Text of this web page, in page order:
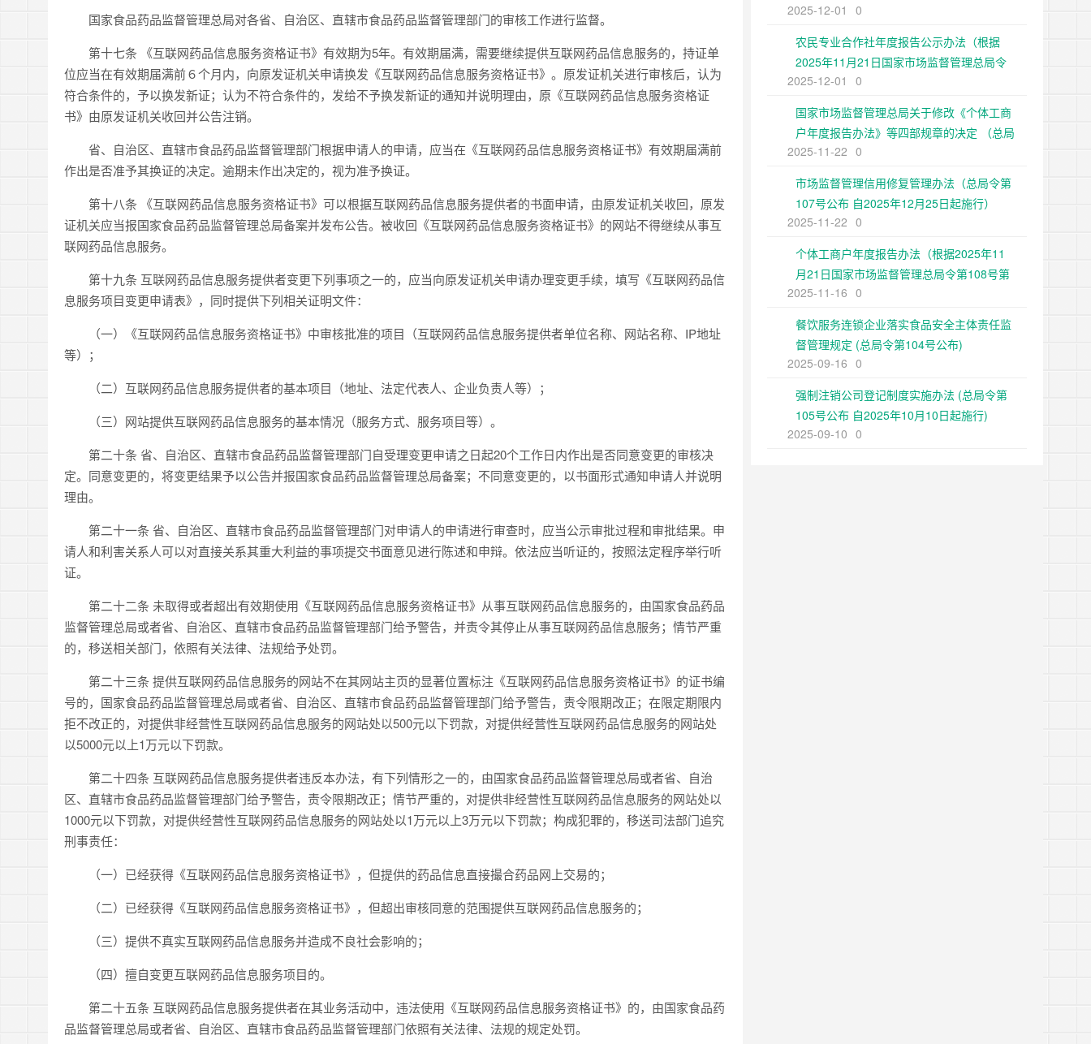
国家食品药品监督管理总局对各省、自治区、直辖市食品药品监督管理部门的审核工作进行监督。
第十七条 《互联网药品信息服务资格证书》有效期为5年。有效期届满，需要继续提供互联网药品信息服务的，持证单
位应当在有效期届满前６个月内，向原发证机关申请换发《互联网药品信息服务资格证书》。原发证机关进行审核后，认为
符合条件的，予以换发新证；认为不符合条件的，发给不予换发新证的通知并说明理由，原《互联网药品信息服务资格证
书》由原发证机关收回并公告注销。
省、自治区、直辖市食品药品监督管理部门根据申请人的申请，应当在《互联网药品信息服务资格证书》有效期届满前
作出是否准予其换证的决定。逾期未作出决定的，视为准予换证。
第十八条 《互联网药品信息服务资格证书》可以根据互联网药品信息服务提供者的书面申请，由原发证机关收回，原发
证机关应当报国家食品药品监督管理总局备案并发布公告。被收回《互联网药品信息服务资格证书》的网站不得继续从事互
联网药品信息服务。
第十九条 互联网药品信息服务提供者变更下列事项之一的，应当向原发证机关申请办理变更手续，填写《互联网药品信
息服务项目变更申请表》，同时提供下列相关证明文件：
（一）《互联网药品信息服务资格证书》中审核批准的项目（互联网药品信息服务提供者单位名称、网站名称、IP地址
等）；
（二）互联网药品信息服务提供者的基本项目（地址、法定代表人、企业负责人等）；
（三）网站提供互联网药品信息服务的基本情况（服务方式、服务项目等）。
第二十条 省、自治区、直辖市食品药品监督管理部门自受理变更申请之日起20个工作日内作出是否同意变更的审核决
定。同意变更的，将变更结果予以公告并报国家食品药品监督管理总局备案；不同意变更的，以书面形式通知申请人并说明
理由。
第二十一条 省、自治区、直辖市食品药品监督管理部门对申请人的申请进行审查时，应当公示审批过程和审批结果。申
请人和利害关系人可以对直接关系其重大利益的事项提交书面意见进行陈述和申辩。依法应当听证的，按照法定程序举行听
证。
第二十二条 未取得或者超出有效期使用《互联网药品信息服务资格证书》从事互联网药品信息服务的，由国家食品药品
监督管理总局或者省、自治区、直辖市食品药品监督管理部门给予警告，并责令其停止从事互联网药品信息服务；情节严重
的，移送相关部门，依照有关法律、法规给予处罚。
第二十三条 提供互联网药品信息服务的网站不在其网站主页的显著位置标注《互联网药品信息服务资格证书》的证书编
号的，国家食品药品监督管理总局或者省、自治区、直辖市食品药品监督管理部门给予警告，责令限期改正；在限定期限内
拒不改正的，对提供非经营性互联网药品信息服务的网站处以500元以下罚款，对提供经营性互联网药品信息服务的网站处
以5000元以上1万元以下罚款。
第二十四条 互联网药品信息服务提供者违反本办法，有下列情形之一的，由国家食品药品监督管理总局或者省、自治
区、直辖市食品药品监督管理部门给予警告，责令限期改正；情节严重的，对提供非经营性互联网药品信息服务的网站处以
1000元以下罚款，对提供经营性互联网药品信息服务的网站处以1万元以上3万元以下罚款；构成犯罪的，移送司法部门追究
刑事责任：
（一）已经获得《互联网药品信息服务资格证书》，但提供的药品信息直接撮合药品网上交易的；
（二）已经获得《互联网药品信息服务资格证书》，但超出审核同意的范围提供互联网药品信息服务的；
（三）提供不真实互联网药品信息服务并造成不良社会影响的；
（四）擅自变更互联网药品信息服务项目的。
第二十五条 互联网药品信息服务提供者在其业务活动中，违法使用《互联网药品信息服务资格证书》的，由国家食品药
品监督管理总局或者省、自治区、直辖市食品药品监督管理部门依照有关法律、法规的规定处罚。
第二次修正）
2025-12-01
0
农民专业合作社年度报告公示办法（根据
2025年11月21日国家市场监督管理总局令
第108号第二次修正）
2025-12-01
0
国家市场监督管理总局关于修改《个体工商
户年度报告办法》等四部规章的决定 （总局
令第108号公布 自2025年12月25日起施
2025-11-22 0
市场监督管理信用修复管理办法（总局令第
107号公布 自2025年12月25日起施行）
2025-11-22 0
个体工商户年度报告办法（根据2025年11
月21日国家市场监督管理总局令第108号第
二次修正）
2025-11-16 0
餐饮服务连锁企业落实食品安全主体责任监
督管理规定 (总局令第104号公布)
2025-09-16 0
强制注销公司登记制度实施办法 (总局令第
105号公布 自2025年10月10日起施行)
2025-09-10 0